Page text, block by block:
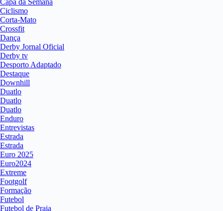
Capa da Semana
Ciclismo
Corta-Mato
Crossfit
Dança
Derby Jornal Oficial
Derby tv
Desporto Adaptado
Destaque
Downhill
Duatlo
Duatlo
Duatlo
Enduro
Entrevistas
Estrada
Estrada
Euro 2025
Euro2024
Extreme
Footgolf
Formação
Futebol
Futebol de Praia